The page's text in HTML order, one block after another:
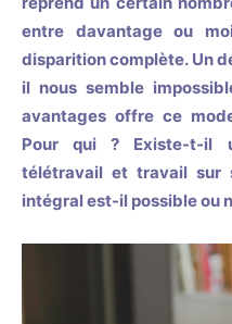
entre davantage ou
disparition complète. Un
il nous semble
avantages offre ce
Pour qui ? Existe-t-il
télétravail et travail sur
intégral est-il possible ou